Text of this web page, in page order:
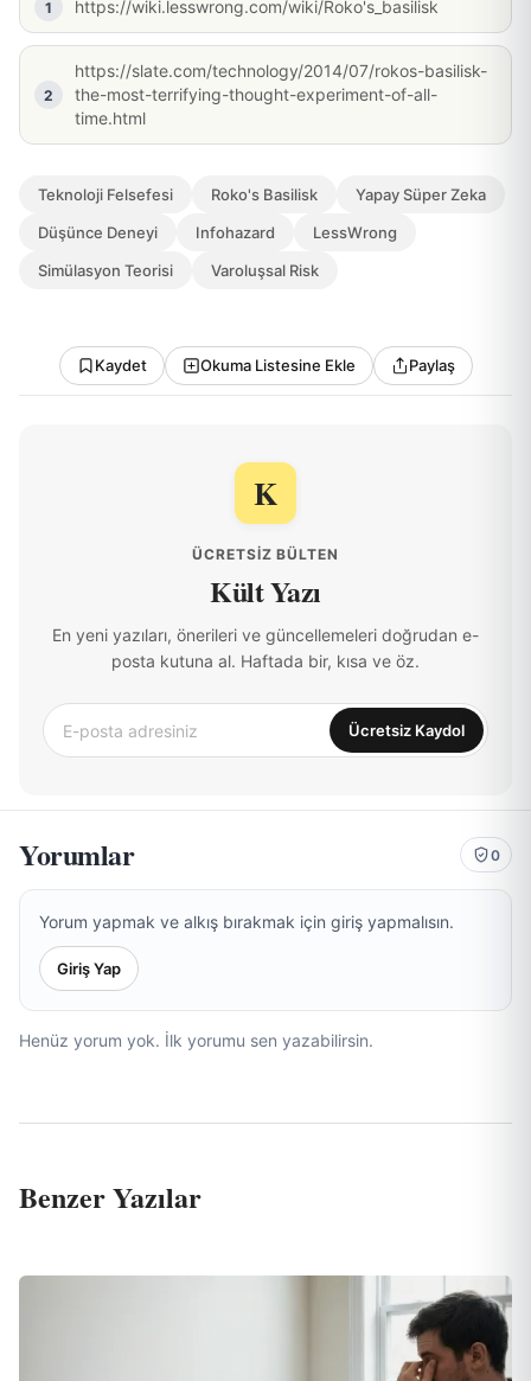
https://wiki.lesswrong.com/wiki/Roko's_basilisk
https://slate.com/technology/2014/07/rokos-basilisk-
the-most-terrifying-thought-experiment-of-all-
time.html
Teknoloji Felsefesi Roko's Basilisk
Yapay Süper Zeka
Düşünce Deneyi
Infohazard
LessWrong
Simülasyon Teorisi
Varoluşsal Risk
Kaydet Okuma Listesine Ekle Paylaş
K
ÜCRETSIZ BÜLTEN
Kült Yazı
En yeni yazıları, önerileri ve güncellemeleri doğrudan e-
posta kutuna al. Haftada bir, kısa ve öz.
Ücretsiz Kaydol
Yorumlar 0
Yorum yapmak ve alkış bırakmak için giriş yapmalısın.
Giriş Yap
Henüz yorum yok. İlk yorumu sen yazabilirsin.
Benzer Yazılar